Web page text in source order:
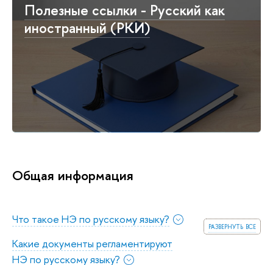
Полезные ссылки - Русский как
иностранный (РКИ)
Общая информация
развернуть все
Что такое НЭ по русскому языку?
Какие документы регламентируют
НЭ по русскому языку?